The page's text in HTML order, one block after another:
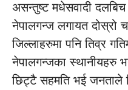
असन्तुष्ट मधेसवादी
नेपालगन्ज लगायत दोस्रो
जिल्लाहरुमा पनि तिव्र
नेपालगन्जका स्थानीयहरु
छिट्टै सहमति भई जनताले